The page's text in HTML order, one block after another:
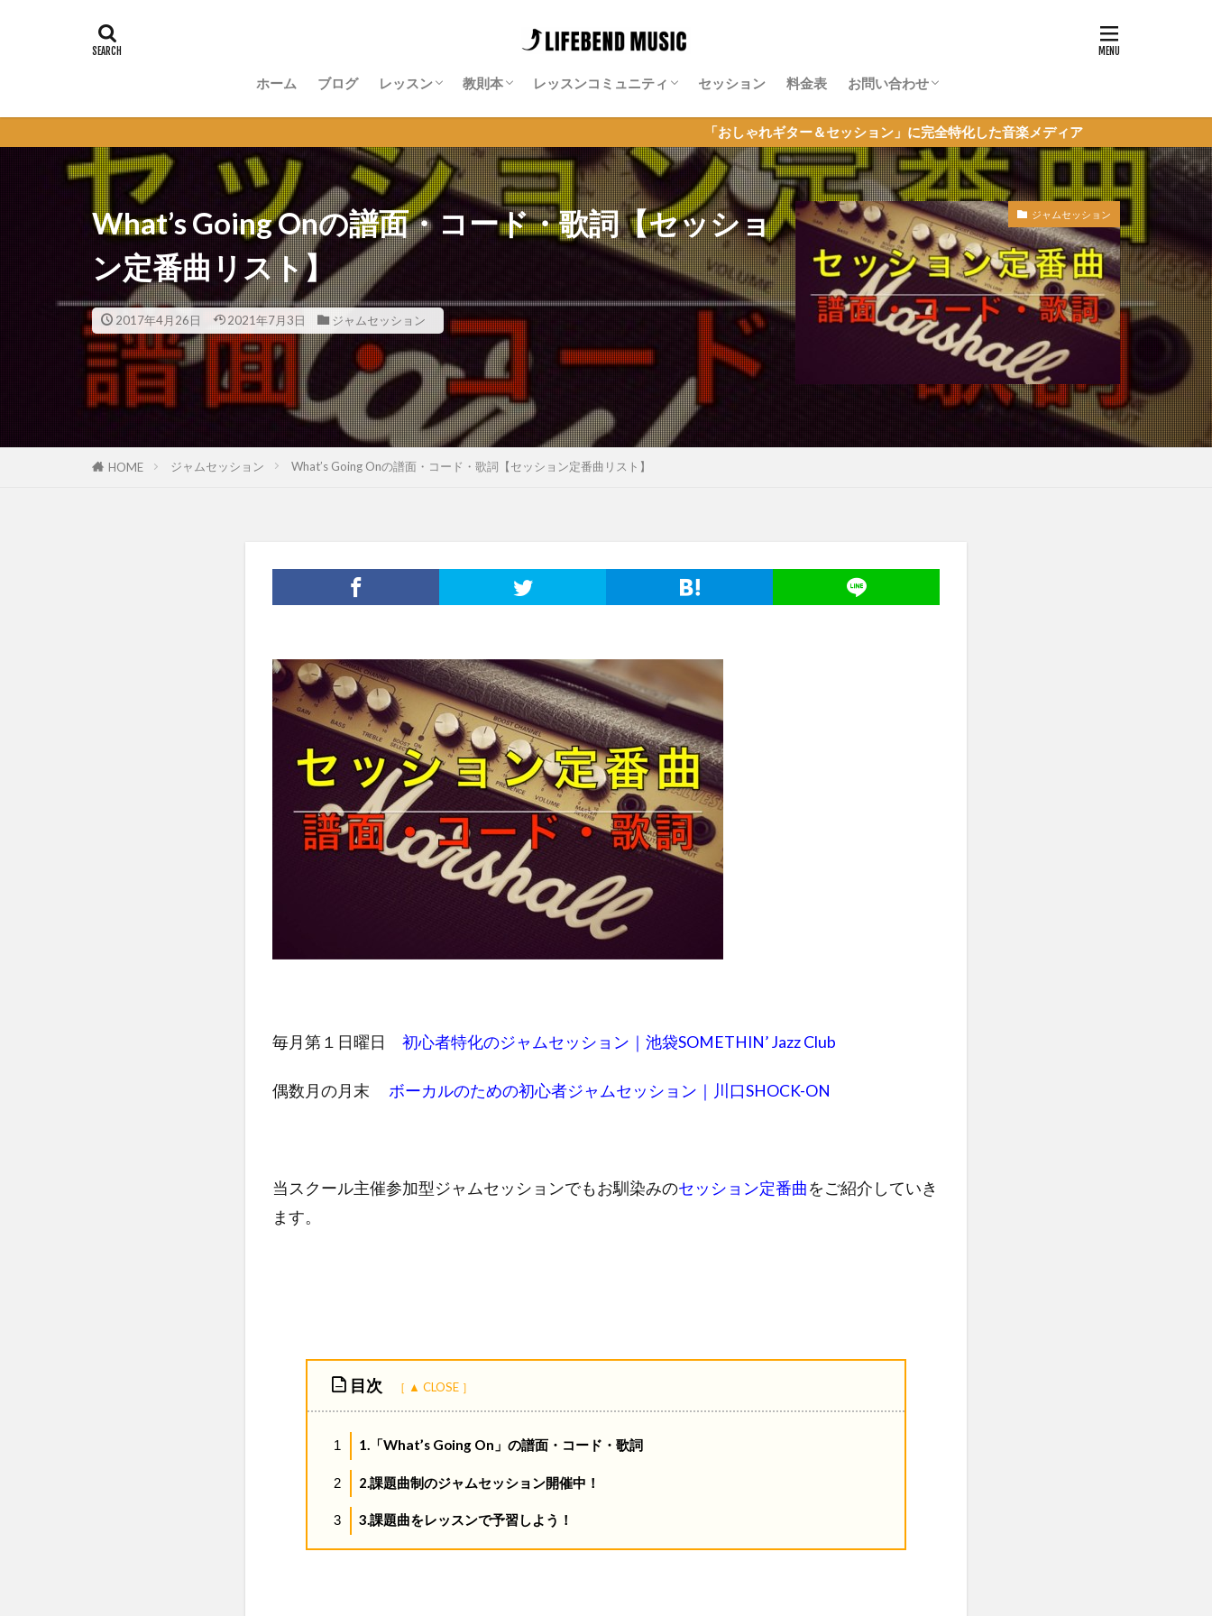
ホーム ブログ レッスン 教則本 レッスンコミュニティ
神田リョウ「神田式ゆるふわドラム塾オ
ンライン」
セッション 料金表 お問い合わせ
体験レッスン申し込み
超初心者JAM参加申し込み
その他のお問い合わせ
「おしゃれギター＆セッション」に完全特化した音楽メディア
What’s Going Onの譜面・コード・歌詞【セッショ
ン定番曲リスト】
2017年4月26日 2021年7月3日 ジャムセッション
ジャムセッション
HOME ジャムセッション What’s Going Onの譜面・コード・歌詞【セッション定番曲リスト】
毎月第１日曜日 初心者特化のジャムセッション｜池袋SOMETHIN’ Jazz Club
偶数月の月末 ボーカルのための初心者ジャムセッション｜川口SHOCK-ON
当スクール主催参加型ジャムセッションでもお馴染みのセッション定番曲をご紹介していき
ます。
目次
1 1.「What’s Going On」の譜面・コード・歌詞
2 2.課題曲制のジャムセッション開催中！
3 3.課題曲をレッスンで予習しよう！